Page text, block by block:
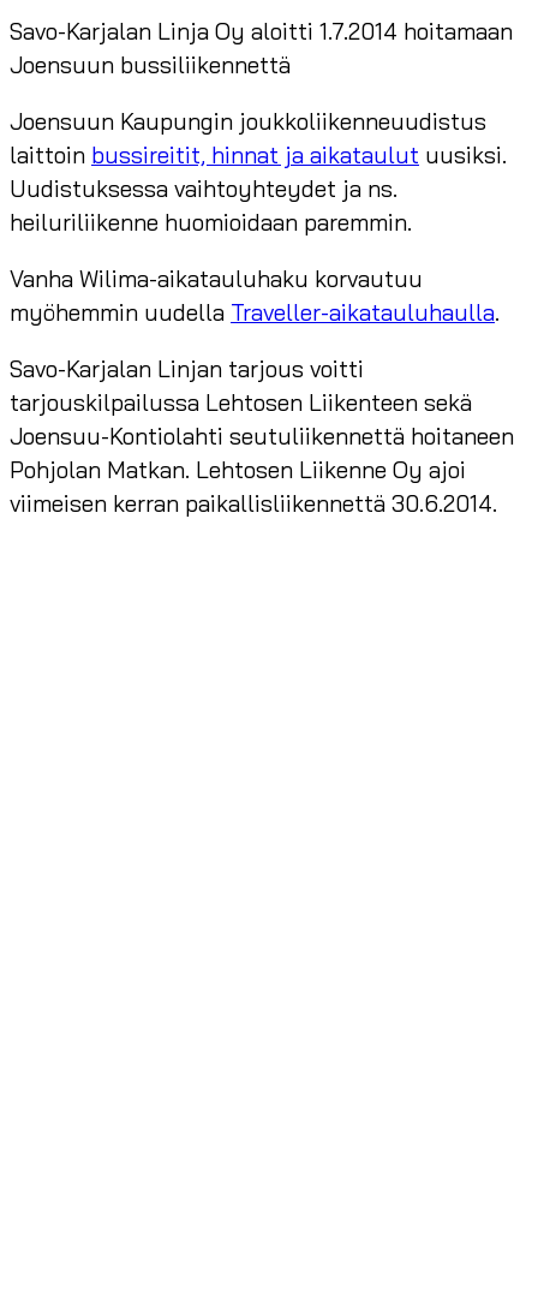
Savo-Karjalan Linja Oy aloitti 1.7.2014 hoitamaan
Joensuun bussiliikennettä
Joensuun Kaupungin joukkoliikenneuudistus
laittoin bussireitit, hinnat ja aikataulut uusiksi.
Uudistuksessa vaihtoyhteydet ja ns.
heiluriliikenne huomioidaan paremmin.
Vanha Wilima-aikatauluhaku korvautuu
myöhemmin uudella Traveller-aikatauluhaulla.
Savo-Karjalan Linjan tarjous voitti
tarjouskilpailussa Lehtosen Liikenteen sekä
Joensuu-Kontiolahti seutuliikennettä hoitaneen
Pohjolan Matkan. Lehtosen Liikenne Oy ajoi
viimeisen kerran paikallisliikennettä 30.6.2014.